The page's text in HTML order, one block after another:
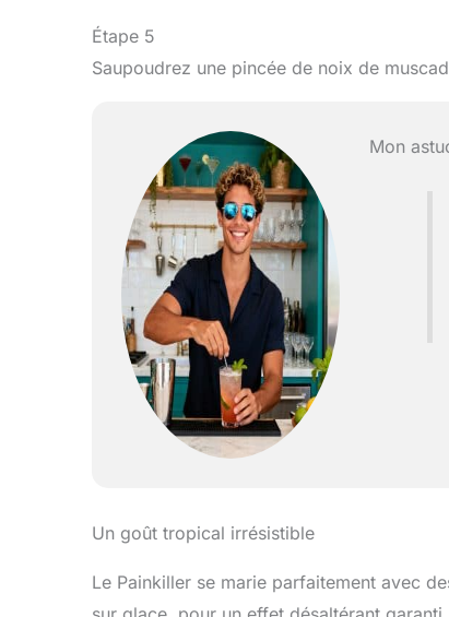
Étape 5
Saupoudrez une pincée de noix de
Mon
Un goût tropical irrésistible
Le Painkiller se marie parfaitement avec